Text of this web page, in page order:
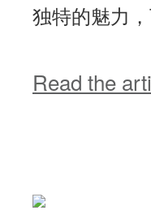
独特的魅力
Read the